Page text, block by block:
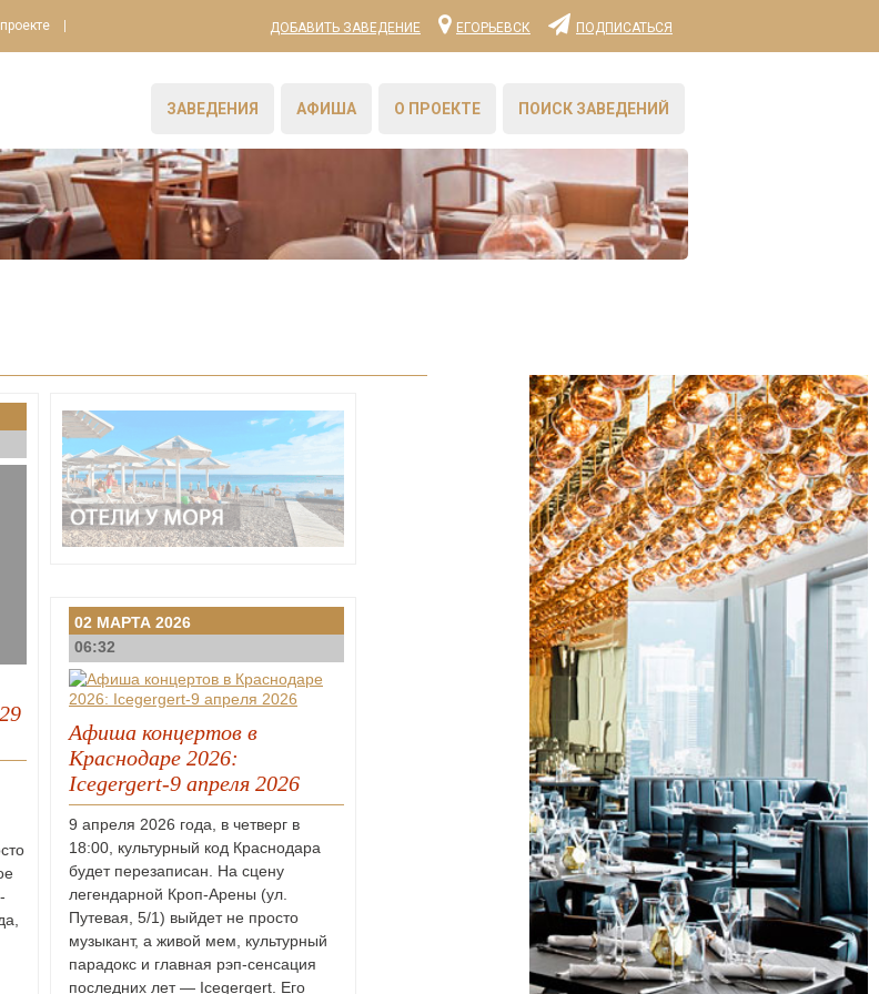
ДОБАВИТЬ ЗАВЕДЕНИЕ ЕГОРЬЕВСК ПОДПИСАТЬСЯ
ЗАВЕДЕНИЯ АФИША О ПРОЕКТЕ ПОИСК ЗАВЕДЕНИЙ
02 МАРТА 2026
06:32
Афиша концертов в
Краснодаре 2026:
Icegergert-9 апреля 2026
9 апреля 2026 года, в четверг в
18:00, культурный код Краснодара
будет перезаписан. На сцену
легендарной Кроп-Арены (ул.
Путевая, 5/1) выйдет не просто
музыкант, а живой мем, культурный
парадокс и главная рэп-сенсация
последних лет — Icegergert. Его